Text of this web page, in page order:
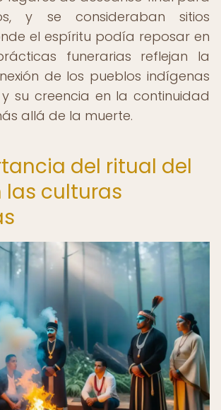
y se consideraban sitios
el espíritu podía reposar en
funerarias reflejan la
de los pueblos indígenas
su creencia en la continuidad
allá de la muerte.
del ritual del
las culturas